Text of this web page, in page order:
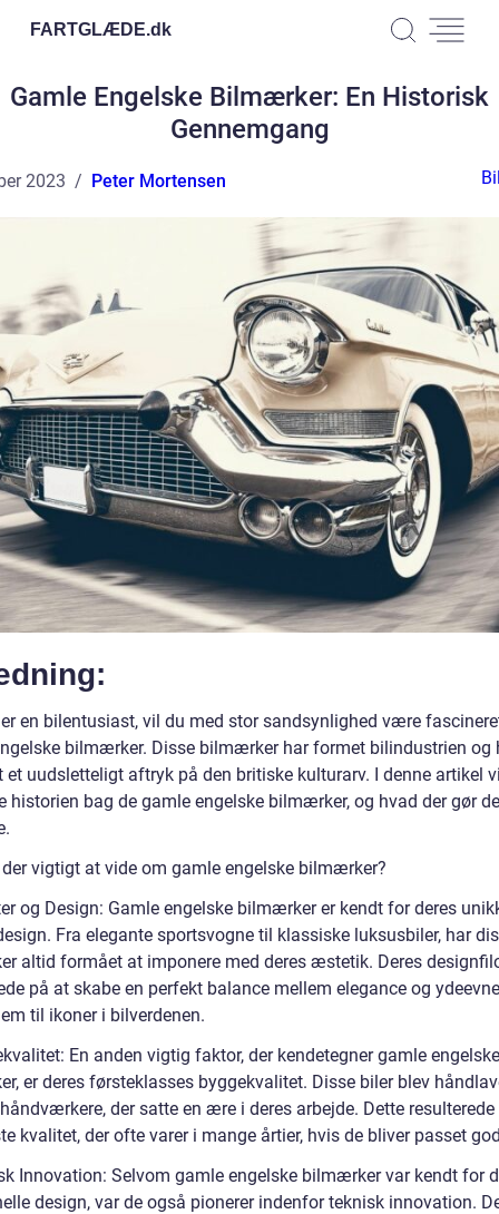
FARTGLÆDE.dk
Gamle Engelske Bilmærker: En Historisk
Gennemgang
2023 Peter Mortensen
en bilentusiast, vil du med stor sandsynlighed være
bilmærker. Disse bilmærker har formet bilindustrien og
et uudsletteligt aftryk på den britiske kulturarv. I denne artikel
historien bag de gamle engelske bilmærker, og hvad der gør
vigtigt at vide om gamle engelske bilmærker?
og Design: Gamle engelske bilmærker er kendt for deres
Fra elegante sportsvogne til klassiske luksusbiler, har
altid formået at imponere med deres æstetik. Deres
på at skabe en perfekt balance mellem elegance og
til ikoner i bilverdenen.
En anden vigtig faktor, der kendetegner gamle engelske
er deres førsteklasses byggekvalitet. Disse biler blev
der satte en ære i deres arbejde. Dette resulterede
kvalitet, der ofte varer i mange årtier, hvis de bliver passet
Innovation: Selvom gamle engelske bilmærker var kendt for
design, var de også pionerer indenfor teknisk innovation.